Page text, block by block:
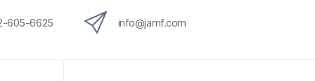
605-6625 info@jamf.com